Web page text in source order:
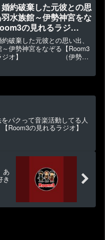
ゆば（大阪府吹田市）■極楽
（大阪府...
婚約破棄した元彼との思
水族館～伊勢神宮をな
の見れるラジ
（伊勢志摩 お
内宮 近鉄電車 年末
し 1月1日）
約破棄した元彼との思い出、
～伊勢神宮をなぞる【Room3
ラジオ】 （伊勢志
パクって音楽活動してる人
Room3の見れるラジオ】
あ
き